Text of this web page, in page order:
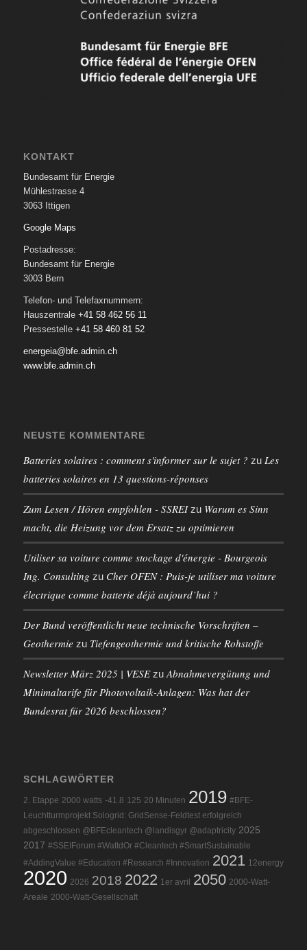
KONTAKT
Bundesamt für Energie
Mühlestrasse 4
3063 Ittigen
Google Maps
Postadresse:
Bundesamt für Energie
3003 Bern
Telefon- und Telefaxnummern:
Hauszentrale +41 58 462 56 11
Pressestelle +41 58 460 81 52
energeia@bfe.admin.ch
www.bfe.admin.ch
NEUSTE KOMMENTARE
Batteries solaires : comment s'informer sur le sujet ? zu Les
batteries solaires en 13 questions-réponses
Zum Lesen / Hören empfohlen - SSREIzu Warum es Sinn
macht, die Heizung vor dem Ersatz zu optimieren
Utiliser sa voiture comme stockage d'énergie - Bourgeois
Ing. Consulting zu Cher OFEN : Puis-je utiliser ma voiture
électrique comme batterie déjà aujourd’hui ?
Der Bund veröffentlicht neue technische Vorschriften –
Geothermie zu Tiefengeothermie und kritische Rohstoffe
Newsletter März 2025 | VESEzu Abnahmevergütung und
Minimaltarife für Photovoltaik-Anlagen: Was hat der
Bundesrat für 2026 beschlossen?
SCHLAGWÖRTER
2. Etappe 2000 watts -41.8 125 20 Minuten 2019 #BFE-
Leuchtturmprojekt Sologrid: GridSense-Feldtest erfolgreich
abgeschlossen @BFEcleantech @landisgyr @adaptricity 2025
2017 #SSEIForum #WattdOr #Cleantech #SmartSustainable
#AddingValue #Education #Research #Innovation 2021 12energy
2020 2026 2018 2022 1er avril 2050 2000-Watt-
Areale 2000-Watt-Gesellschaft